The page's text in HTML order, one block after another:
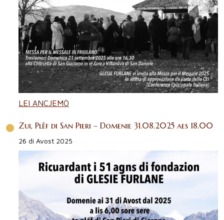
LEI ANCJEMÒ
Zui, Plêf di San Pieri – Domenie 31.08.2025 aes 18.00
26 di Avost 2025